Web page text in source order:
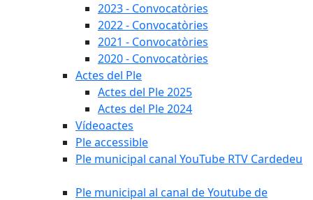
2023 - Convocatòries
2022 - Convocatòries
2021 - Convocatòries
2020 - Convocatòries
Actes del Ple
Actes del Ple 2025
Actes del Ple 2024
Vídeoactes
Ple accessible
Ple municipal canal YouTube RTV Cardedeu
Ple municipal al canal de Youtube de